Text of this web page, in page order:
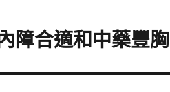
障合適和中藥豐胸